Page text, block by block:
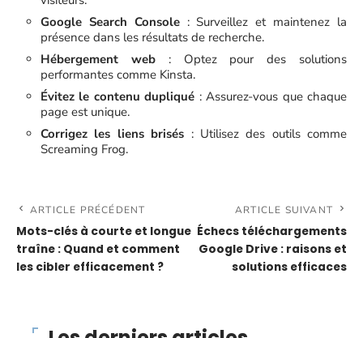
Google Search Console: Surveillez et maintenez la
présence dans les résultats de recherche.
Hébergement web: Optez pour des solutions
performantes comme Kinsta.
Évitez le contenu dupliqué : Assurez-vous que chaque
page est unique.
Corrigez les liens brisés : Utilisez des outils comme
Screaming Frog.
ARTICLE PRÉCÉDENT
Mots-clés à courte et longue
traîne : Quand et comment
les cibler efficacement ?
ARTICLE SUIVANT
Échecs téléchargements
Google Drive : raisons et
solutions efficaces